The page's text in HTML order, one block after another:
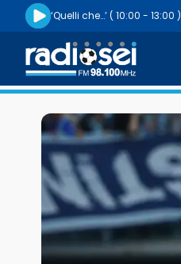
Riproduci la radio live
‘Quelli che…’( 10:00 - 13:00 )
Radiosei 98.100 FM